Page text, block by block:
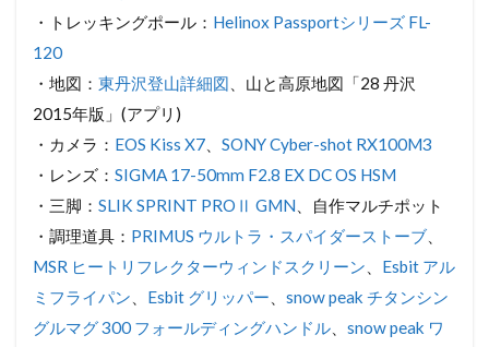
・トレッキングポール： Helinox Passportシリーズ FL-
120
・地図： 東丹沢登山詳細図 、山と高原地図「28 丹沢
2015年版」(アプリ)
・カメラ： EOS Kiss X7
SONY Cyber-shot RX100M3
・レンズ： SIGMA 17-50mm F2.8 EX DC OS HSM
・三脚： SLIK SPRINT PROⅡ GMN 、自作マルチポット
・調理道具： PRIMUS ウルトラ・スパイダーストーブ
MSR ヒートリフレクターウィンドスクリーン
Esbit アル
ミフライパン
Esbit グリッパー
snow peak チタンシン
グルマグ 300 フォールディングハンドル
snow peak ワ